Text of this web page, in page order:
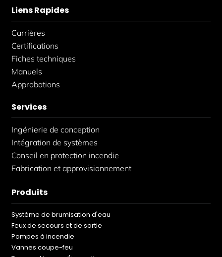
Liens Rapides
Carrières
Certifications
Fiches techniques
Manuels
Approbations
Services
Ingénierie de conception
Intégration de systèmes
Conseil en protection incendie
Fabrication et approvisionnement
Produits
Système de brumisation d'eau
Feux de secours et de sortie
Pompes à incendie
Vannes coupe-feu